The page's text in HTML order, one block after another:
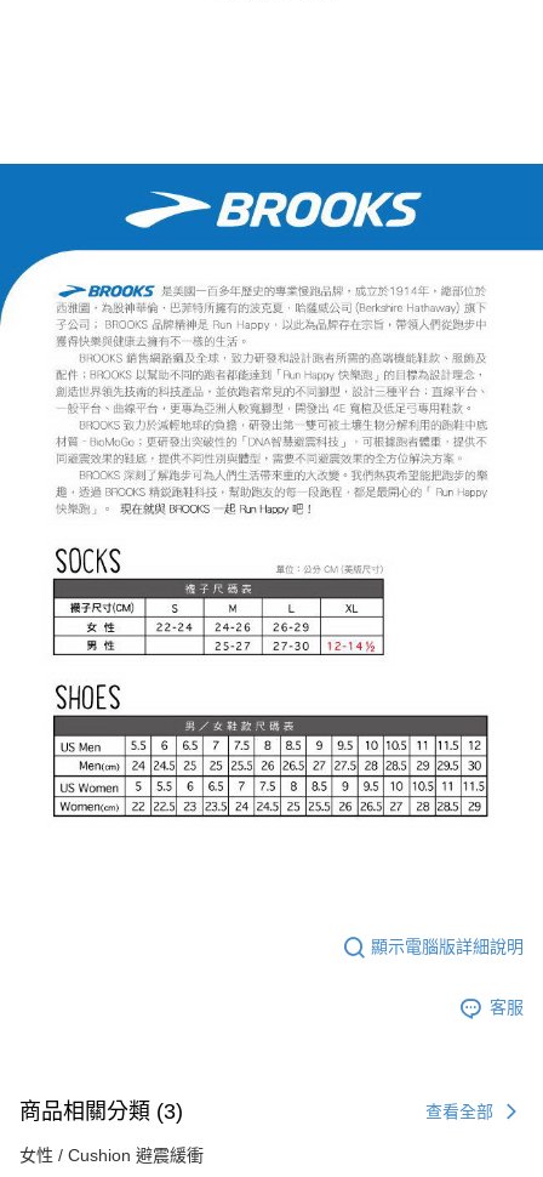
顯示電腦版詳細說明
客服
商品相關分類 (3) 查看全部
女性 / Cushion 避震緩衝